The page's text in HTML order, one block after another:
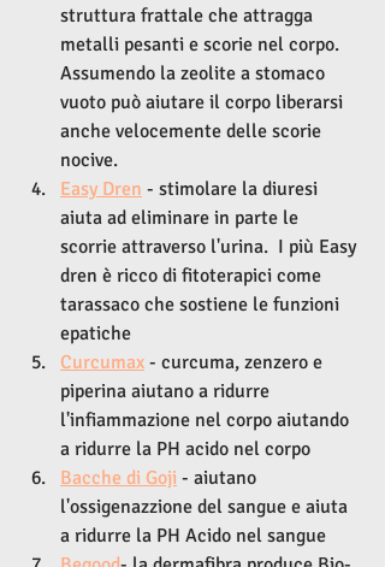
struttura frattale che attragga
metalli pesanti e scorie nel corpo.
Assumendo la zeolite a stomaco
vuoto può aiutare il corpo liberarsi
anche velocemente delle scorie
nocive.
Easy Dren - stimolare la diuresi
aiuta ad eliminare in parte le
scorrie attraverso l'urina.  I più Easy
dren è ricco di fitoterapici come
tarassaco che sostiene le funzioni
epatiche
Curcumax - curcuma, zenzero e
piperina aiutano a ridurre
l'infiammazione nel corpo aiutando
a ridurre la PH acido nel corpo
Bacche di Goji - aiutano
l'ossigenazzione del sangue e aiuta
a ridurre la PH Acido nel sangue